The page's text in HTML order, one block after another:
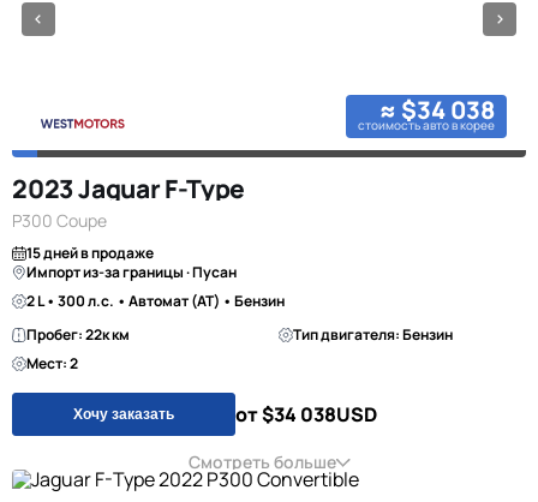
≈ $34 038
стоимость авто в корее
2023 Jaguar F-Type
P300 Coupe
15 дней в продаже
Импорт из-за границы · Пусан
2 L • 300 л.с. • Автомат (AT) • Бензин
Пробег: 22к км
Тип двигателя: Бензин
Мест: 2
Хочу заказать от $34 038USD
Смотреть больше